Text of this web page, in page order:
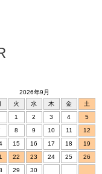
2026年9月
火 水 木 金
土
1
2 3 4
5
8 9 10 11
12
15 16 17 18
19
22 23 24 25
26
29 30